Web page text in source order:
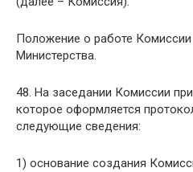
Положение о работе
Министерства.
48. На заседании Комиссии
которое оформляется
следующие сведения:
1) основание создания